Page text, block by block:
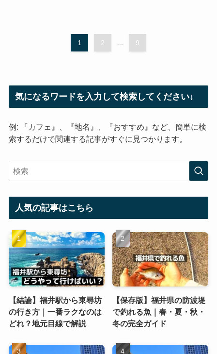
1 2 9
気になるワードを入力して検索してください↓
例: 『カフェ』、『地名』、『おすすめ』など、簡単に検
索するだけで関連する記事がすぐに見つかります。
人気の記事はこちら
【結論】福井駅から東尋坊
の行き方｜一番ラクなのは
どれ？地元目線で解説
【保存版】福井県の防波堤
で釣れる魚｜春・夏・秋・
冬の完全ガイド